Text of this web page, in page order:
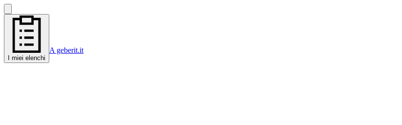
I miei elenchi
A geberit.it